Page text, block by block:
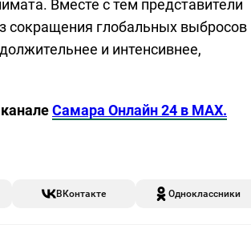
Вместе с тем представители
сокращения глобальных выбросов
и интенсивнее,
Самара Онлайн 24 в MAX.
ВКонтакте Одноклассники